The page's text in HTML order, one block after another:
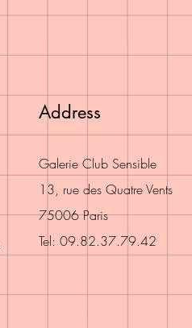
Address
Galerie Club Sensible
13, rue des Quatre Vents
75006 Paris
Tel: 09.82.37.79.42